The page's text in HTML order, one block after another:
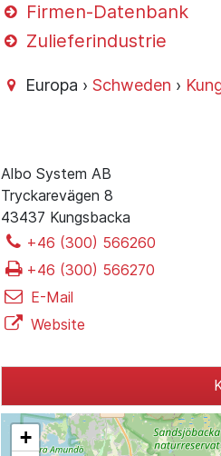
Firmen-Datenbank
Zulieferindustrie
Europa ›Schweden ›
Albo System AB
Tryckarevägen 8
43437 Kungsbacka
+46 (300) 566260
+46 (300) 566270
E-Mail
Website
+